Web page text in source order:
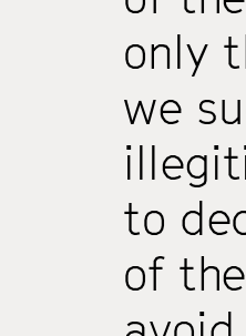
only
we
to
of